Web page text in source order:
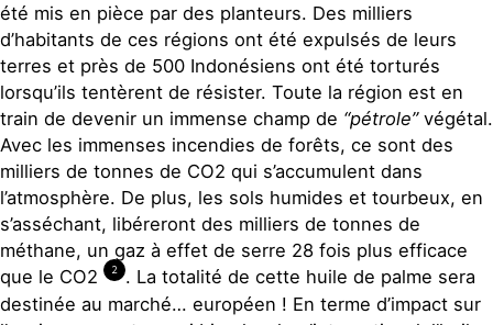
été mis en pièce par des planteurs. Des milliers
d’habitants de ces régions ont été expulsés de leurs
terres et près de 500 Indonésiens ont été torturés
lorsqu’ils tentèrent de résister. Toute la région est en
train de devenir un immense champ de “pétrole”végétal.
Avec les immenses incendies de forêts, ce sont des
milliers de tonnes de CO2 qui s’accumulent dans
l’atmosphère. De plus, les sols humides et tourbeux, en
s’asséchant, libéreront des milliers de tonnes de
méthane, un gaz à effet de serre 28 fois plus efficace
que le CO2
2
. La totalité de cette huile de palme sera
destinée au marché… européen ! En terme d’impact sur